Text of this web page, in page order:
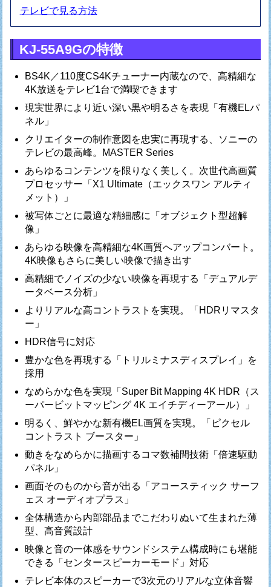
テレビで見る方法
KJ-55A9Gの特徴
BS4K／110度CS4Kチューナー内蔵なので、高精細な
4K放送をテレビ1台で満喫できます
現実世界により近い深い黒や明るさを表現「有機ELパ
ネル」
クリエイターの制作意図を忠実に再現する、ソニーの
テレビの最高峰。MASTER Series
あらゆるコンテンツを限りなく美しく。次世代高画質
プロセッサー「X1 Ultimate（エックスワン アルティ
メット）」
被写体ごとに最適な精細感に「オブジェクト型超解
像」
あらゆる映像を高精細な4K画質へアップコンバート。
4K映像もさらに美しい映像で描き出す
高精細でノイズの少ない映像を再現する「デュアルデ
ータベース分析」
よりリアルな高コントラストを実現。「HDRリマスタ
ー」
HDR信号に対応
豊かな色を再現する「トリルミナスディスプレイ」を
採用
なめらかな色を実現「Super Bit Mapping 4K HDR（ス
ーパービットマッピング 4K エイチディーアール）」
明るく、鮮やかな新有機EL画質を実現。「ピクセル
コントラスト ブースター」
動きをなめらかに描画するコマ数補間技術「倍速駆動
パネル」
画面そのものから音が出る「アコースティック サーフ
ェス オーディオプラス」
全体構造から内部部品までこだわりぬいて生まれた薄
型、高音質設計
映像と音の一体感をサウンドシステム構成時にも堪能
できる「センタースピーカーモード」対応
テレビ本体のスピーカーで3次元のリアルな立体音響